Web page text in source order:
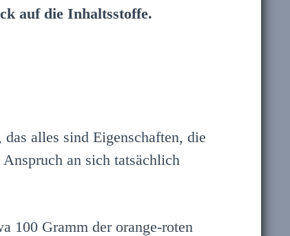
auf die Inhaltsstoffe.
das alles sind Eigenschaften, die
an sich tatsächlich
100 Gramm der orange-roten